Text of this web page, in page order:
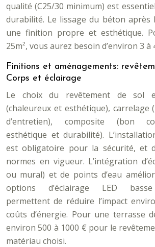
qualité (C25/30 minimum) est
durabilité. Le lissage du béton après
une finition propre et esthétique.
25m², vous aurez besoin d’environ 3 à
Finitions et aménagements:
Corps et éclairage
Le choix du revêtement de sol
(chaleureux et esthétique), carrelage
d’entretien), composite (bon
esthétique et durabilité).
est obligatoire pour la sécurité, et
normes en vigueur. L’intégration
ou mural) et de points d’eau
options d’éclairage LED basse
permettent de réduire l’impact
coûts d’énergie. Pour une terrasse
environ 500 à 1000 € pour le
matériau choisi.